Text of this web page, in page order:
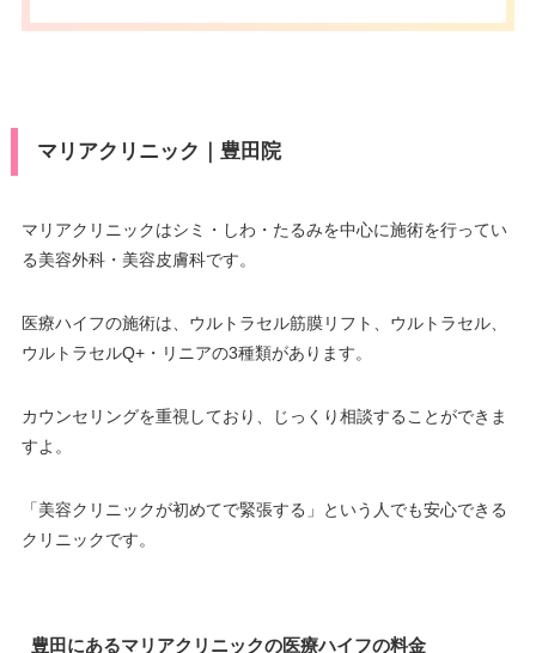
マリアクリニック｜豊田院
マリアクリニックはシミ・しわ・たるみを中心に施術を行ってい
る美容外科・美容皮膚科です。
医療ハイフの施術は、ウルトラセル筋膜リフト、ウルトラセル、
ウルトラセルQ+・リニアの3種類があります。
カウンセリングを重視しており、じっくり相談することができま
すよ。
「美容クリニックが初めてで緊張する」という人でも安心できる
クリニックです。
豊田にあるマリアクリニックの医療ハイフの料金